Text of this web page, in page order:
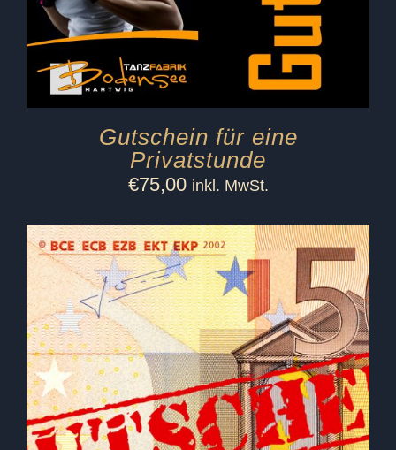
Gutschein für eine
Privatstunde
€75,00 inkl. MwSt.